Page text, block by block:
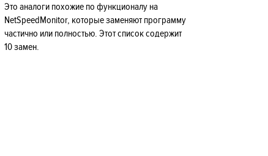
Это аналоги похожие по функционалу на
NetSpeedMonitor, которые заменяют программу
частично или полностью. Этот список содержит
10 замен.